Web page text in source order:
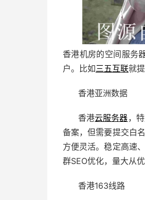
香港机房的空间服务
户。比如三五互联就
香港亚洲数据
香港云服务器，
备案，但需要提交白
方便灵活。稳定高速
群SEO优化，量大从优
香港163线路